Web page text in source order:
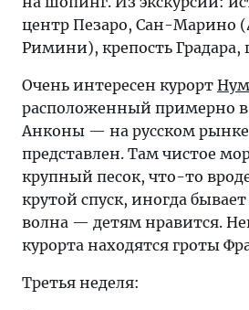
центр Пезаро, Сан-Марино
Римини), крепость Градара,
Очень интересен курорт
расположенный примерно
Анконы — на русском
представлен. Там чистое
крупный песок, что-то
крутой спуск, иногда
волна — детям нравится.
курорта находятся гроты
Третья неделя: